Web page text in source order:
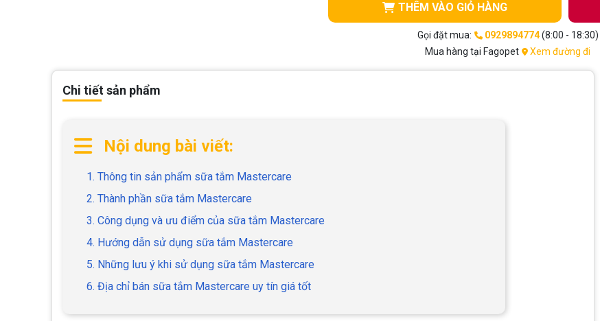
THÊM VÀO GIỎ HÀNG
Gọi đặt mua: 0929894774(8:00 - 18:30)
Mua hàng tại Fagopet
Xem đường đi
Chi tiết sản phẩm
Nội dung bài viết:
1. Thông tin sản phẩm sữa tắm Mastercare
2. Thành phần sữa tắm Mastercare
3. Công dụng và ưu điểm của sữa tắm Mastercare
4. Hướng dẫn sử dụng sữa tắm Mastercare
5. Những lưu ý khi sử dụng sữa tắm Mastercare
6. Địa chỉ bán sữa tắm Mastercare uy tín giá tốt